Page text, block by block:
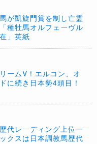
が凱旋門賞を制し亡霊
種牡馬オルフェーヴル
」英紙
ームV！エルコン、オ
に続き日本勢4頭目！
代レーディング上位一
クスは日本調教馬歴代